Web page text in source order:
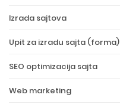
Izrada sajtova
Upit za izradu sajta (forma)
SEO optimizacija sajta
Web marketing